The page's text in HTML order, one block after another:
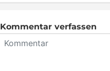
Kommentar verfassen